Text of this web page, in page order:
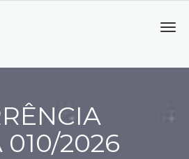
010/2026